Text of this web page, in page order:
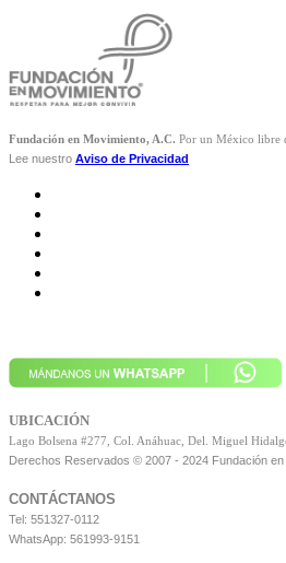
Fundación en Movimiento, A.C. Por un México libre
Lee nuestro Aviso de Privacidad
UBICACIÓN
Lago Bolsena #277, Col. Anáhuac, Del. Miguel
Derechos Reservados © 2007 - 2024 Fundación en
CONTÁCTANOS
Tel: 551327-0112
WhatsApp: 561993-9151